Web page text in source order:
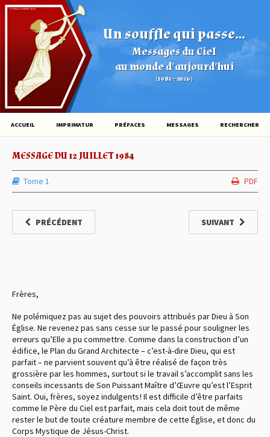
Un souffle qui passe...
Messages du Ciel
au monde d'aujourd'hui
(1981 – 2026)
© Éditions HOVINE (2026)
ACCUEIL IMPRIMATUR PRÉFACES MESSAGES RECHERCHER
MESSAGE DU 12 JUILLET 1984
Tome 1 PDF
PRÉCÉDENT SUIVANT
Frères,
Ne polémiquez pas au sujet des pouvoirs attribués par Dieu à Son
Église. Ne revenez pas sans cesse sur le passé pour souligner les
erreurs qu’Elle a pu commettre. Comme dans la construction d’un
édifice, le Plan du Grand Architecte – c’est-à-dire Dieu, qui est
parfait – ne parvient souvent qu’à être réalisé de façon très
grossière par les hommes, surtout si le travail s’accomplit sans les
conseils incessants de Son Puissant Maître d’Œuvre qu’est l’Esprit
Saint. Oui, frères, soyez indulgents ! Il est difficile d’être parfaits
comme le Père du Ciel est parfait, mais cela doit tout de même
rester le but de toute créature membre de cette Église, et donc du
Corps Mystique de Jésus-Christ.